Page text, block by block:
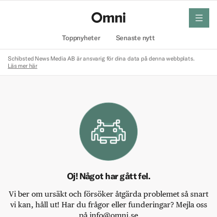
Toppnyheter Senaste nytt
meny
Schibsted News Media AB är ansvarig för dina data på denna webbplats.
Läs mer här
Oj! Något har gått fel.
Vi ber om ursäkt och försöker åtgärda problemet så snart
vi kan, håll ut! Har du frågor eller funderingar? Mejla oss